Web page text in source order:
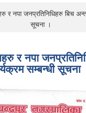
र नपा जनप्रतिनिधिहरु बिच
सूचना ।
र नपा
सम्बन्धी सूचना